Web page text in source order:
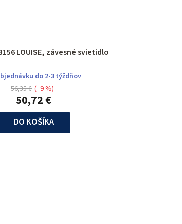
LOUISE, závesné svietidlo
do 2-3 týždňov
50,72 €
56,35 € (–9 %)
DO KOŠÍKA